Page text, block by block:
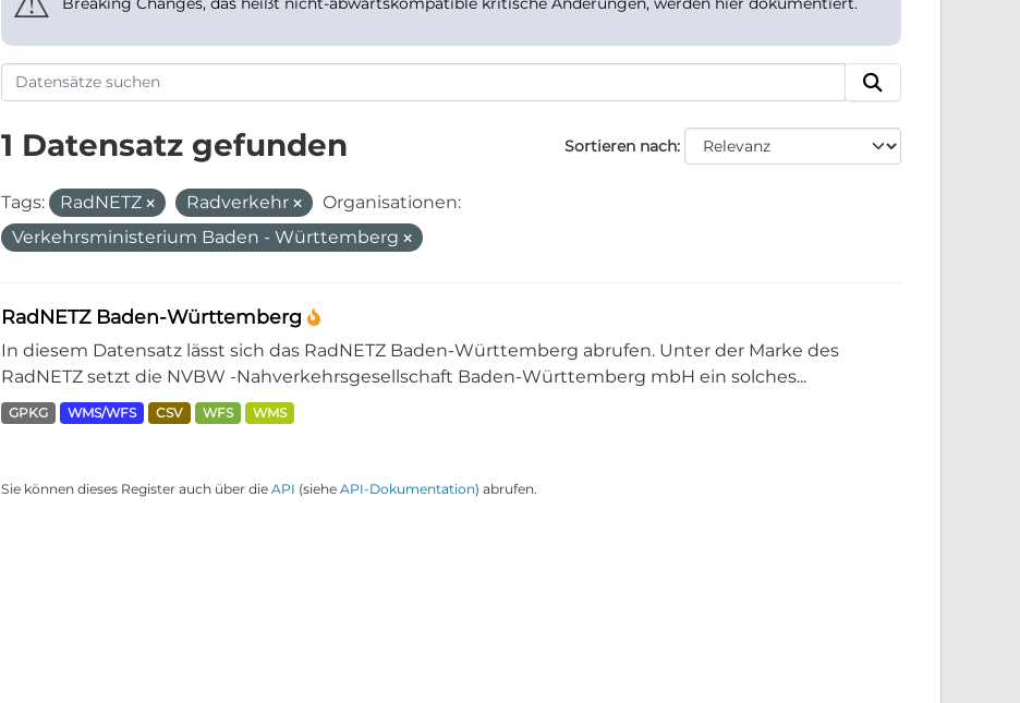
Sortieren nach
1 Datensatz gefunden
Tags: RadNETZ Radverkehr
Organisationen:
Verkehrsministerium Baden - Württemberg
RadNETZ Baden-Württemberg
In diesem Datensatz lässt sich das RadNETZ Baden-Württemberg abrufen. Unter der Marke des
RadNETZ setzt die NVBW -Nahverkehrsgesellschaft Baden-Württemberg mbH ein solches...
GPKG WMS/WFS CSV WFS WMS
Sie können dieses Register auch über die API (siehe API-Dokumentation) abrufen.